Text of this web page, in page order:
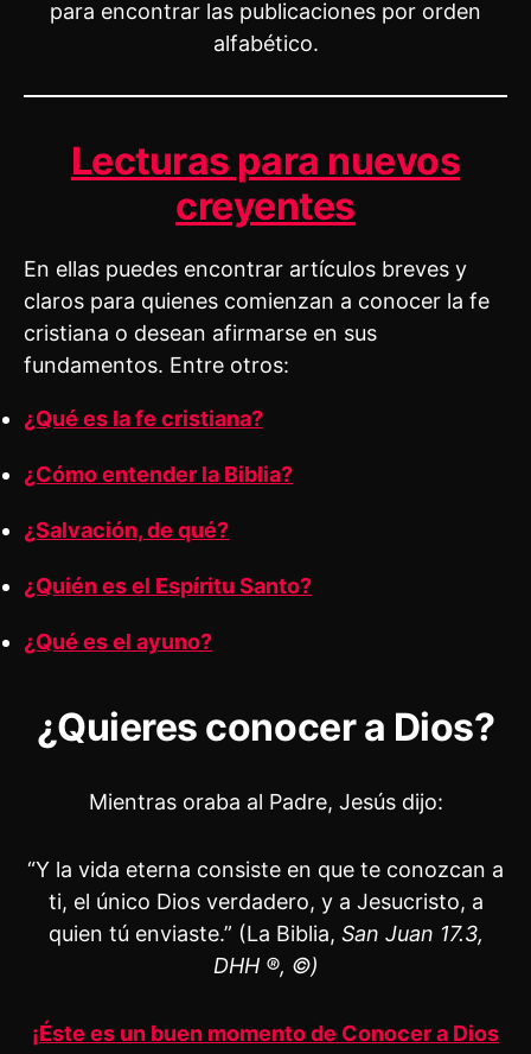
para encontrar las publicaciones por orden
alfabético.
Lecturas para nuevos
creyentes
En ellas puedes encontrar artículos breves y
claros para quienes comienzan a conocer la fe
cristiana o desean afirmarse en sus
fundamentos. Entre otros:
¿Qué es la fe cristiana?
¿Cómo entender la Biblia?
¿Salvación, de qué?
¿Quién es el Espíritu Santo?
¿Qué es el ayuno?
¿Quieres conocer a Dios?
Mientras oraba al Padre, Jesús dijo:
“Y la vida eterna consiste en que te conozcan a
ti, el único Dios verdadero, y a Jesucristo, a
quien tú enviaste.” (La Biblia, San Juan 17.3,
DHH ®, ©)
¡Éste es un buen momento de Conocer a Dios